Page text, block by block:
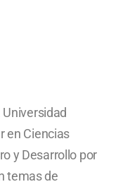
en Ciencias
y Desarrollo por
temas de